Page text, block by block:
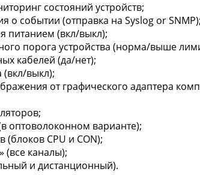
состояний устройств;
о событии (отправка на Syslog or SNMP);
питанием (вкл/выкл);
порога устройства (норма/выше
кабелей (да/нет);
(вкл/выкл);
от графического адаптера
оптоволоконном варианте);
(блоков CPU и CON);
(все каналы);
и дистанционный).